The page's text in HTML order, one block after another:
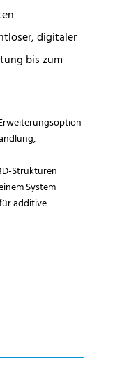
digitaler
bis zum
Strukturen
System
additive